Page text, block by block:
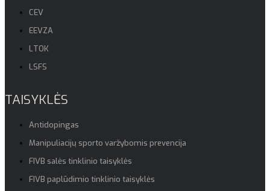
CEV
EEVZA
LTOK
LSFS
TAISYKLĖS
Antidopingas
Manipuliacijų sporto varžybomis prevencija
FIVB salės tinklinio taisyklės
FIVB paplūdimio tinklinio taisyklės